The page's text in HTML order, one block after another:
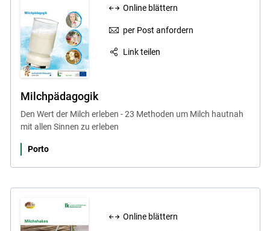
Online blättern
per Post anfordern
Link teilen
Milchpädagogik
Den Wert der Milch erleben - 23 Methoden um Milch hautnah
mit allen Sinnen zu erleben
Porto
Online blättern